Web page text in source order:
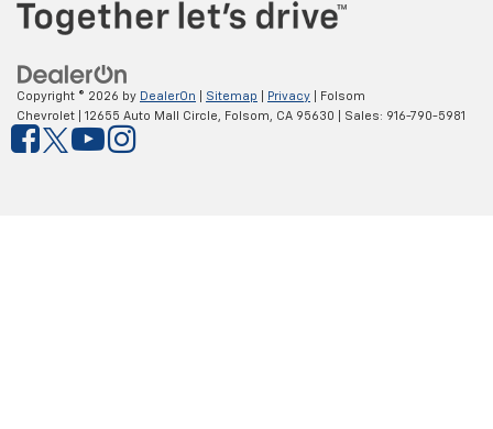
Copyright © 2026 by DealerOn Sitemap Privacy | Folsom
Chevrolet
12655 Auto Mall Circle, Folsom, CA 95630 | Sales: 916-790-5981